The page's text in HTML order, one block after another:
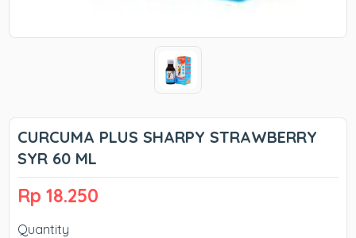
CURCUMA PLUS SHARPY STRAWBERRY
SYR 60 ML
Rp 18.250
Quantity